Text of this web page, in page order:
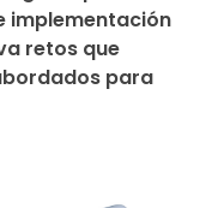
implementación
retos que
para